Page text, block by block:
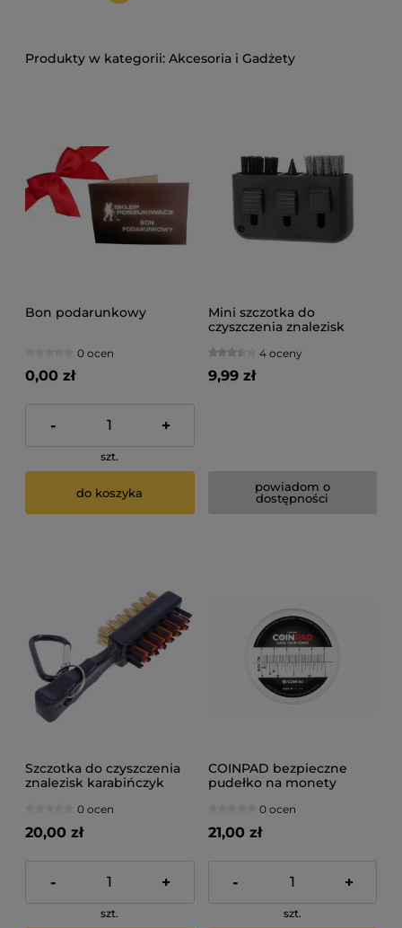
Akcesoria i Gadżety
Bon podarunkowy
0 ocen
0,00 zł
- +
szt.
do koszyka
Mini szczotka do
czyszczenia znalezisk
4 oceny
9,99 zł
powiadom o
dostępności
Szczotka do czyszczenia
znalezisk karabińczyk
0 ocen
20,00 zł
- +
szt.
COINPAD bezpieczne
pudełko na monety
0 ocen
21,00 zł
- +
szt.